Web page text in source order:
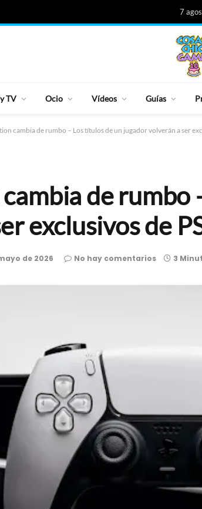
7
TV Ocio Vídeos Guías
cambia de rumbo – Los títulos de un jugador volverán a ser
de
exclusivos de
de 2026 No hay comentarios 3